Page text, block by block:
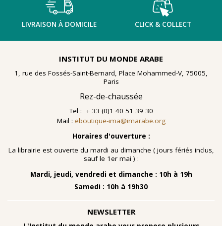
LIVRAISON À DOMICILE CLICK & COLLECT
INSTITUT DU MONDE ARABE
1, rue des Fossés-Saint-Bernard, Place Mohammed-V, 75005,
Paris
Rez-de-chaussée
Tel : + 33 (0)1 40 51 39 30
Mail : eboutique-ima@imarabe.org
Horaires d'ouverture :
La librairie est ouverte du mardi au dimanche ( jours fériés inclus,
sauf le 1er mai ) :
Mardi, jeudi, vendredi et dimanche : 10h à 19h
Samedi : 10h à 19h30
NEWSLETTER